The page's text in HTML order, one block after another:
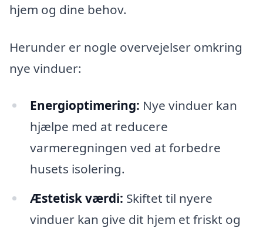
hjem og dine behov.
Herunder er nogle overvejelser omkring
nye vinduer:
Energioptimering: Nye vinduer kan
hjælpe med at reducere
varmeregningen ved at forbedre
husets isolering.
Æstetisk værdi: Skiftet til nyere
vinduer kan give dit hjem et friskt og